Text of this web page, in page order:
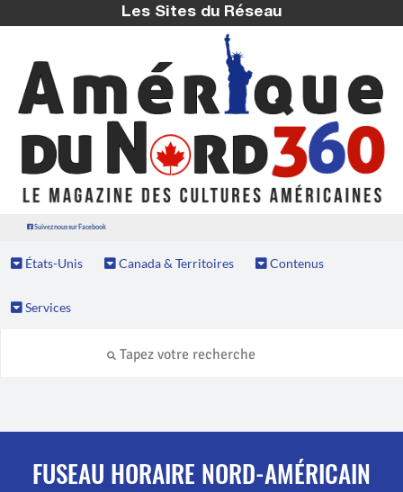
Les Sites du Réseau
Suivez nous sur Facebook
États-Unis Canada & Territoires Contenus
Services
FUSEAU HORAIRE NORD-AMÉRICAIN